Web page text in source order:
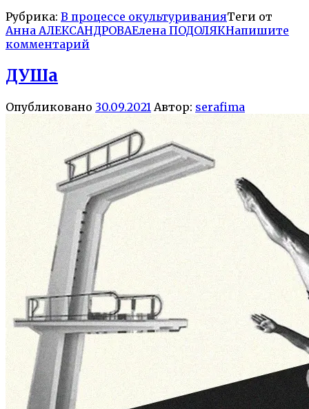
Рубрика: В процессе окультуриванияТеги от
Анна АЛЕКСАНДРОВАЕлена ПОДОЛЯКНапишите
комментарий
ДУШа
Опубликовано 30.09.2021 Автор: serafima